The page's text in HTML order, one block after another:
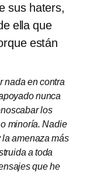
sus haters,
ella que
están
nada en contra
nunca
los
minoría. Nadie
amenaza más
a toda
que he